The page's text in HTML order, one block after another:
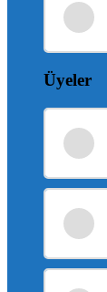
Üyeler